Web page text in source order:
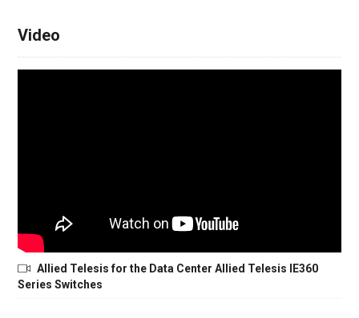
Video
Allied Telesis for the Data Center Allied Telesis IE360
Series Switches